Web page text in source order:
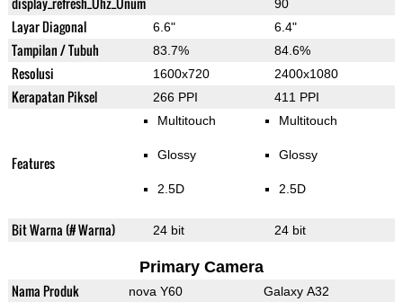
90
Layar Diagonal 6.6" 6.4"
Tampilan / Tubuh 83.7% 84.6%
Resolusi 1600x720 2400x1080
Kerapatan Piksel 266 PPI 411 PPI
Features
Multitouch
Glossy
2.5D
Multitouch
Glossy
2.5D
Bit Warna (# Warna) 24 bit 24 bit
Primary Camera
Nama Produk nova Y60 Galaxy A32